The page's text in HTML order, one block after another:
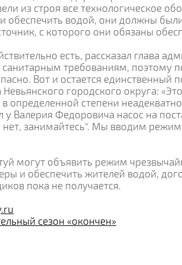
из строя все технологическое
обеспечить водой, они должны
с которого они обязаны
есть, рассказал глава
санитарным требованиям, поэтому
Вот и остается единственный
городского округа:
определенной степени
у Валерия Федоровича насос на
нет, занимайтесь". Мы вводим
могут объявить режим
и обеспечить жителей водой,
пока не получается.
сезон «окончен»